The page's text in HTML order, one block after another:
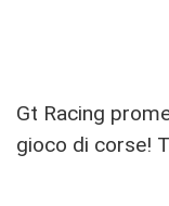
Gt Racing
gioco di corse!